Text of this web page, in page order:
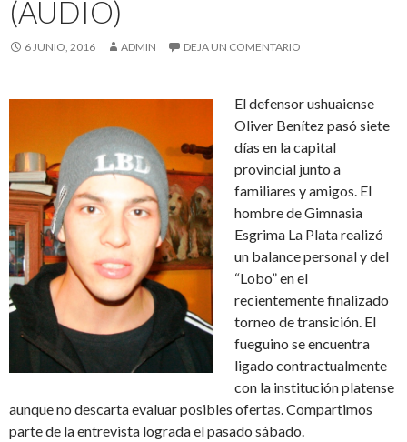
(AUDIO)
6 JUNIO, 2016 ADMIN DEJA UN COMENTARIO
El defensor ushuaiense
Oliver Benítez pasó siete
días en la capital
provincial junto a
familiares y amigos. El
hombre de Gimnasia
Esgrima La Plata realizó
un balance personal y del
“Lobo” en el
recientemente finalizado
torneo de transición. El
fueguino se encuentra
ligado contractualmente
con la institución platense
aunque no descarta evaluar posibles ofertas. Compartimos
parte de la entrevista lograda el pasado sábado.